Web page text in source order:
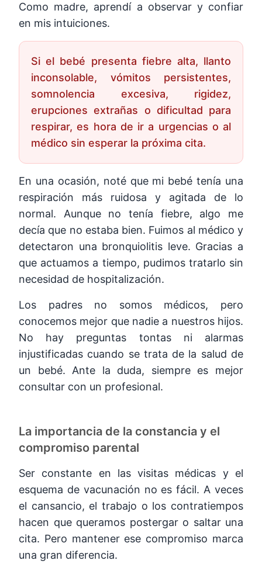
Como madre, aprendí a observar y confiar
en mis intuiciones.
Si el bebé presenta fiebre alta, llanto
inconsolable, vómitos persistentes,
somnolencia excesiva, rigidez,
erupciones extrañas o dificultad para
respirar, es hora de ir a urgencias o al
médico sin esperar la próxima cita.
En una ocasión, noté que mi bebé tenía una
respiración más ruidosa y agitada de lo
normal. Aunque no tenía fiebre, algo me
decía que no estaba bien. Fuimos al médico y
detectaron una bronquiolitis leve. Gracias a
que actuamos a tiempo, pudimos tratarlo sin
necesidad de hospitalización.
Los padres no somos médicos, pero
conocemos mejor que nadie a nuestros hijos.
No hay preguntas tontas ni alarmas
injustificadas cuando se trata de la salud de
un bebé. Ante la duda, siempre es mejor
consultar con un profesional.
La importancia de la constancia y el
compromiso parental
Ser constante en las visitas médicas y el
esquema de vacunación no es fácil. A veces
el cansancio, el trabajo o los contratiempos
hacen que queramos postergar o saltar una
cita. Pero mantener ese compromiso marca
una gran diferencia.